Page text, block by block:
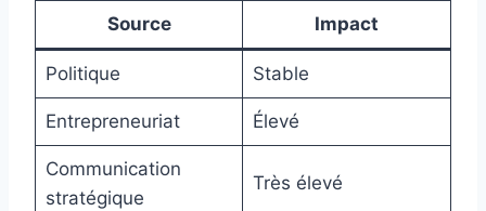
Source Impact
Politique Stable
Entrepreneuriat Élevé
Communication
stratégique
Très élevé